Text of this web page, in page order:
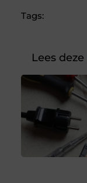
Tags:
Lees deze